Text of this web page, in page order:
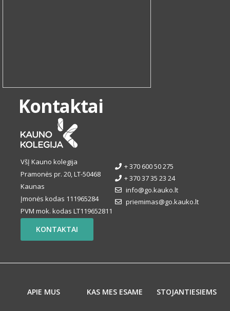
Kontaktai
VšĮ Kauno kolegija
Pramonės pr. 20, LT-50468
Kaunas
Įmonės kodas 111965284
PVM mok. kodas LT119652811
+ 370 600 50 275
+ 370 37 35 23 24
info@go.kauko.lt
priemimas@go.kauko.lt
KONTAKTAI
APIE MUS KAS MES ESAME STOJANTIESIEMS